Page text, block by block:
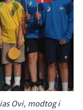
Ovi, modtog i